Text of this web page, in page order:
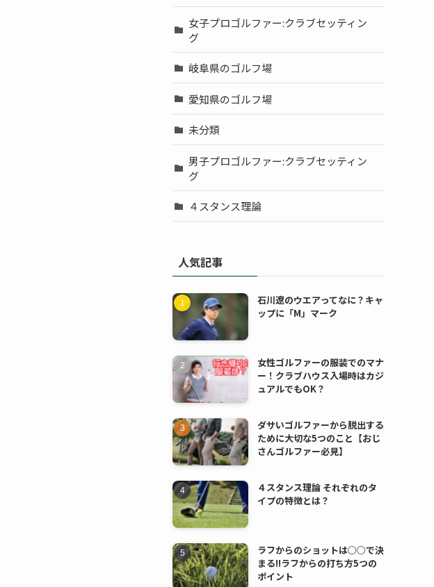
女子プロゴルファー:クラブセッティン
グ
岐阜県のゴルフ場
愛知県のゴルフ場
未分類
男子プロゴルファー:クラブセッティン
グ
４スタンス理論
人気記事
石川遼のウエアってなに？キャ
ップに「M」マーク
女性ゴルファーの服装でのマナ
ー！クラブハウス入場時はカジ
ュアルでもOK？
ダサいゴルファーから脱出する
ために大切な5つのこと【おじ
さんゴルファー必見】
４スタンス理論 それぞれのタ
イプの特徴とは？
ラフからのショットは○○で決
まる!!ラフからの打ち方5つの
ポイント